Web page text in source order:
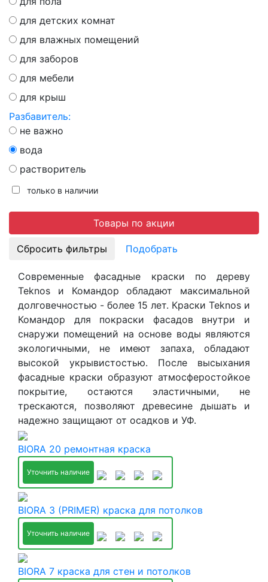
для детских комнат
для влажных помещений
для заборов
для мебели
для крыш
Разбавитель:
не важно
вода
растворитель
только в наличии
Товары по акции
Подобрать
Современные фасадные краски по дереву
Teknos и Командор обладают максимальной
долговечностью - более 15 лет. Краски Teknos и
Командор для покраски фасадов внутри и
снаружи помещений на основе воды являются
экологичными, не имеют запаха, обладают
высокой укрывистостью. После высыхания
фасадные краски образуют атмосферостойкое
покрытие, остаются эластичными, не
трескаются, позволяют древесине дышать и
надежно защищают от осадков и УФ.
BIORA 20 ремонтная краска
Уточнить наличие
BIORA 3 (PRIMER) краска для потолков
Уточнить наличие
BIORA 7 краска для стен и потолков